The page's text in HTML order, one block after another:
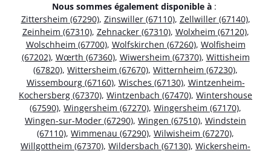
Nous sommes également disponible à :
Zittersheim (67290), Zinswiller (67110), Zellwiller (67140),
Zeinheim (67310), Zehnacker (67310), Wolxheim (67120),
Wolschheim (67700), Wolfskirchen (67260), Wolfisheim
(67202), Wœrth (67360), Wiwersheim (67370), Wittisheim
(67820), Wittersheim (67670), Witternheim (67230),
Wissembourg (67160), Wisches (67130), Wintzenheim-
Kochersberg (67370), Wintzenbach (67470), Wintershouse
(67590), Wingersheim (67270), Wingersheim (67170),
Wingen-sur-Moder (67290), Wingen (67510), Windstein
(67110), Wimmenau (67290), Wilwisheim (67270),
Willgottheim (67370), Wildersbach (67130), Wickersheim-